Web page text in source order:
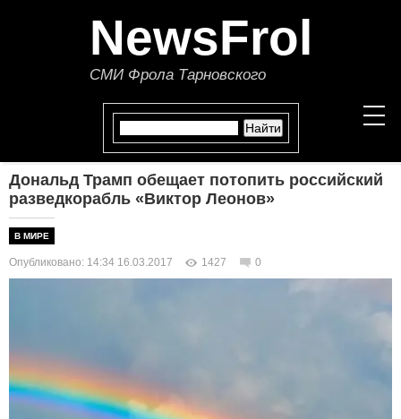
NewsFrol
СМИ Фрола Тарновского
НОВОСТИ
ПОЛИТИКА
ОБЩЕСТВО
Дональд Трамп обещает потопить российский
разведкорабль «Виктор Леонов»
В МИРЕ
Опубликовано: 14:34 16.03.2017 1427 0